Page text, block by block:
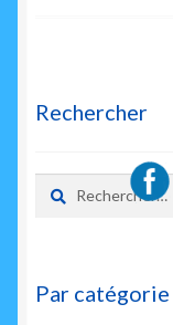
Rechercher
Rechercher :
Par catégorie